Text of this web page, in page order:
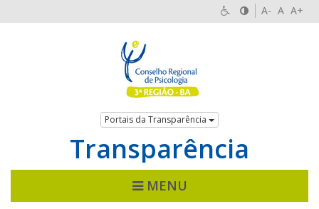
A- A A+
Portais da Transparência
Transparência
MENU